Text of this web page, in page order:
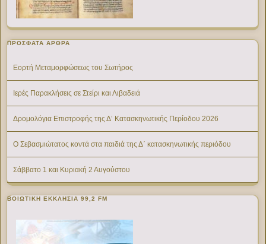
ΠΡΌΣΦΑΤΑ ΆΡΘΡΑ
Εορτή Μεταμορφώσεως του Σωτήρος
Ιερές Παρακλήσεις σε Στείρι και Λιβαδειά
Δρομολόγια Επιστροφής της Δ’ Κατασκηνωτικής Περίοδου 2026
Ο Σεβασμιώτατος κοντά στα παιδιά της Δ΄ κατασκηνωτικής περιόδου
Σάββατο 1 και Κυριακή 2 Αυγούστου
ΒΟΙΩΤΙΚΉ ΕΚΚΛΗΣΊΑ 99,2 FM